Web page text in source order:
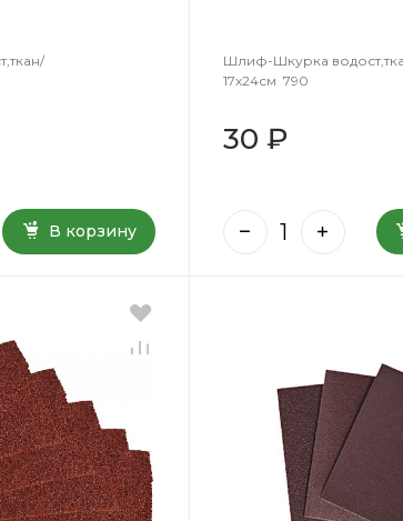
В корзину
Шлиф-Шкурка
17х24см 790
30 ₽